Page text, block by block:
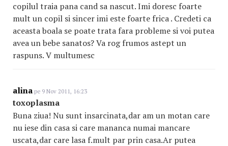
copilul traia pana cand sa nascut. Imi doresc foarte
mult un copil si sincer imi este foarte frica . Credeti ca
aceasta boala se poate trata fara probleme si voi putea
avea un bebe sanatos? Va rog frumos astept un
raspuns. V multumesc
alina pe 9 Nov 2011, 16:23
toxoplasma
Buna ziua! Nu sunt insarcinata,dar am un motan care
nu iese din casa si care mananca numai mancare
uscata,dar care lasa f.mult par prin casa.Ar putea